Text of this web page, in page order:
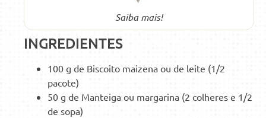
Saiba mais!
INGREDIENTES
100 g de Biscoito maizena ou de leite (1/2
pacote)
50 g de Manteiga ou margarina (2 colheres e 1/2
de sopa)